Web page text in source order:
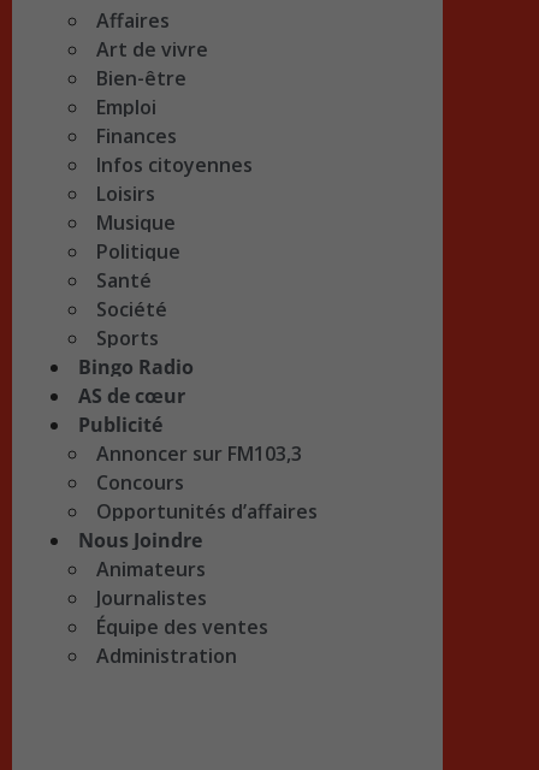
Affaires
Art de vivre
Bien-être
Emploi
Finances
Infos citoyennes
Loisirs
Musique
Politique
Santé
Société
Sports
Bingo Radio
AS de cœur
Publicité
Annoncer sur FM103,3
Concours
Opportunités d’affaires
Nous Joindre
Animateurs
Journalistes
Équipe des ventes
Administration